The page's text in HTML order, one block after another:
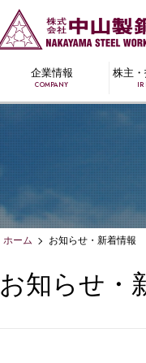
企業情報
COMPANY
株主
IR
ホーム お知らせ・新着情報
お知らせ・